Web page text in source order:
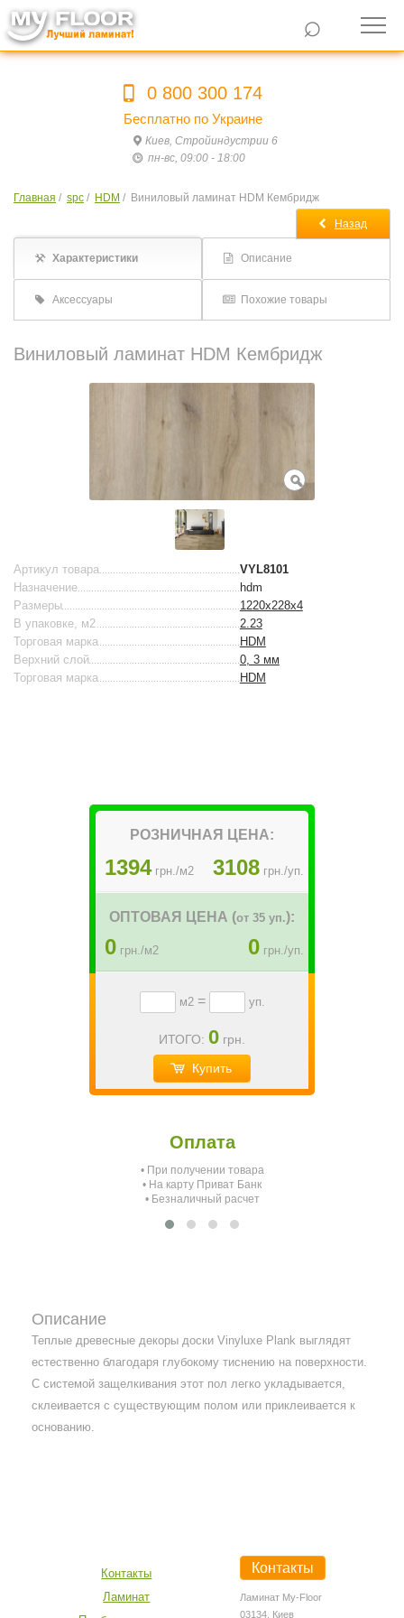
⌕
0 800 300 174
Бесплатно по Украине
Киев, Стройиндустрии 6
пн-вс, 09:00 - 18:00
Главная / spc / HDM / Виниловый ламинат HDM Кембридж
Характеристики Описание
Аксессуары Похожие товары
Назад
Виниловый ламинат HDM Кембридж
VYL8101
Артикул товара
hdm
Назначение
1220х228х4
Размеры
2.23
В упаковке, м2
HDM
Торговая марка
0, 3 мм
Верхний слой
HDM
Торговая марка
РОЗНИЧНАЯ ЦЕНА:
1394грн./м2 3108 грн./уп.
ОПТОВАЯ ЦЕНА (от 35 уп.):
0 грн./м2 0 грн./уп.
м2= уп.
ИТОГО: 0 грн.
Купить
Оплата
• При получении товара
• На карту Приват Банк
• Безналичный расчет
Описание
Теплые древесные декоры доски Vinyluxe Plank выглядят
естественно благодаря глубокому тиснению на поверхности.
С системой защелкивания этот пол легко укладывается,
склеивается с существующим полом или приклеивается к
основанию.
Контакты
Ламинат My-Floor
03134, Киев
Контакты
Ламинат